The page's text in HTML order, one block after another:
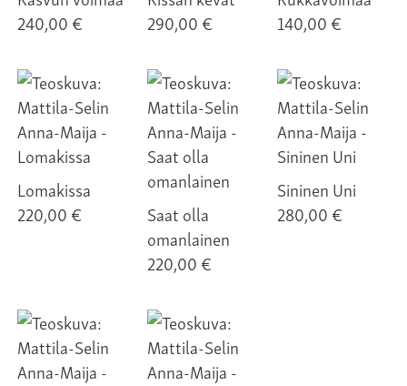
240,00 €
290,00 €
140,00 €
Lomakissa
220,00 €
Saat olla
omanlainen
220,00 €
Sininen Uni
280,00 €